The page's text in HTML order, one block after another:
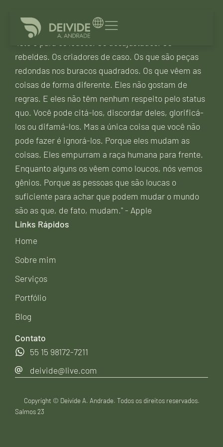
rebeldes. Os criadores de caso. Os que são peças
redondas nos buracos quadrados. Os que vêem as
coisas de forma diferente. Eles não gostam de
regras. E eles não têm nenhum respeito pelo status
quo. Você pode citá-los, discordar deles, glorificá-
los ou difamá-los. Mas a única coisa que você não
pode fazer é ignorá-los. Porque eles mudam as
coisas. Eles empurram a raça humana para frente.
Enquanto alguns os vêem como loucos, nós vemos
gênios. Porque as pessoas que são loucas o
suficiente para achar que podem mudar o mundo
são as que, de fato, mudam." - Apple
Links Rápidos
Home
Sobre mim
Serviços
Portfólio
Blog
Contato
55 15 98172-7211
deivide@live.com
Copyright © Deivide A. Andrade. Todos os direitos reservados.
Salmos 23